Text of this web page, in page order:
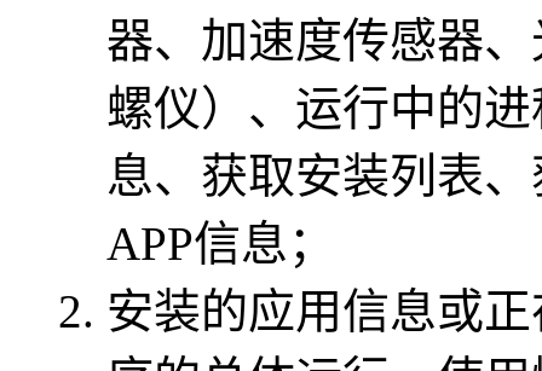
器、加速度传感器
螺仪）、运行中的
息、获取安装列表
APP信息；
安装的应用信息或